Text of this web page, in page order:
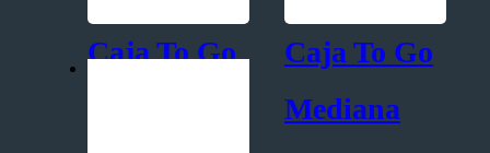
Caja To Go
Caja To Go
Mediana